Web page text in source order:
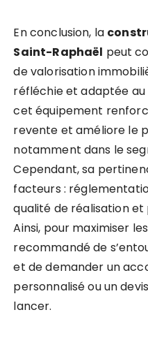
En conclusion, la
Saint-Raphaël peut
de valorisation
réfléchie et adaptée
cet équipement
revente et améliore le
notamment dans le
Cependant, sa
facteurs :
qualité de réalisation et
Ainsi, pour maximiser
recommandé de
et de demander un
personnalisé ou un
lancer.